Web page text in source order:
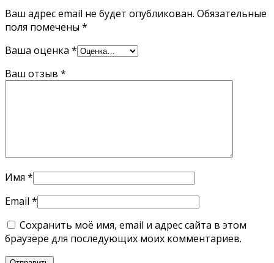
Ваш адрес email не будет опубликован. Обязательные
поля помечены *
Ваша оценка *
Ваш отзыв *
Имя *
Email *
Сохранить моё имя, email и адрес сайта в этом
браузере для последующих моих комментариев.